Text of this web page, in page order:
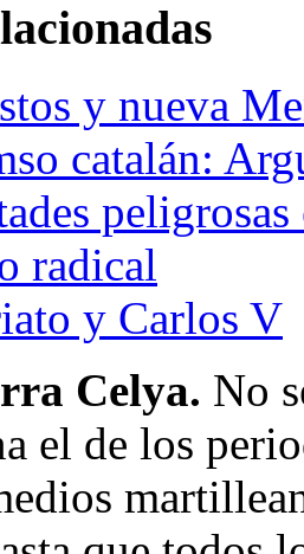
y nueva
catalán:
radical
y Carlos V
Celya. No
el de los